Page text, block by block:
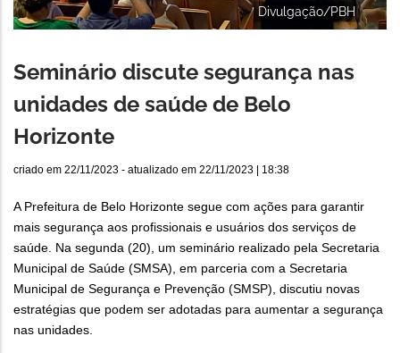
Divulgação/PBH
Seminário discute segurança nas
unidades de saúde de Belo
Horizonte
criado em 22/11/2023 - atualizado em 22/11/2023 | 18:38
A Prefeitura de Belo Horizonte segue com ações para garantir
mais segurança aos profissionais e usuários dos serviços de
saúde. Na segunda (20), um seminário realizado pela Secretaria
Municipal de Saúde (SMSA), em parceria com a Secretaria
Municipal de Segurança e Prevenção (SMSP), discutiu novas
estratégias que podem ser adotadas para aumentar a segurança
nas unidades.